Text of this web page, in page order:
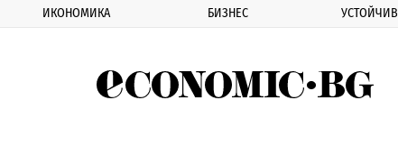
ИКОНОМИКА БИЗНЕС